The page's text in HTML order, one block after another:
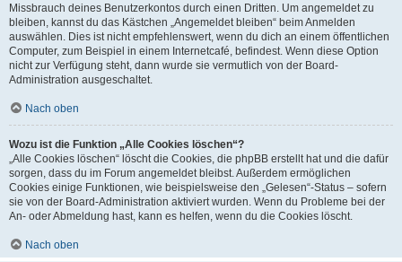
Missbrauch deines Benutzerkontos durch einen Dritten. Um angemeldet zu
bleiben, kannst du das Kästchen „Angemeldet bleiben“ beim Anmelden
auswählen. Dies ist nicht empfehlenswert, wenn du dich an einem öffentlichen
Computer, zum Beispiel in einem Internetcafé, befindest. Wenn diese Option
nicht zur Verfügung steht, dann wurde sie vermutlich von der Board-
Administration ausgeschaltet.
Nach oben
Wozu ist die Funktion „Alle Cookies löschen“?
„Alle Cookies löschen“ löscht die Cookies, die phpBB erstellt hat und die dafür
sorgen, dass du im Forum angemeldet bleibst. Außerdem ermöglichen
Cookies einige Funktionen, wie beispielsweise den „Gelesen“-Status – sofern
sie von der Board-Administration aktiviert wurden. Wenn du Probleme bei der
An- oder Abmeldung hast, kann es helfen, wenn du die Cookies löscht.
Nach oben